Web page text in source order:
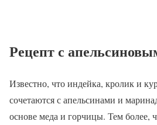
Рецепт с
Известно, что индейка, кролик и
сочетаются с апельсинами и
основе меда и горчицы. Тем более,